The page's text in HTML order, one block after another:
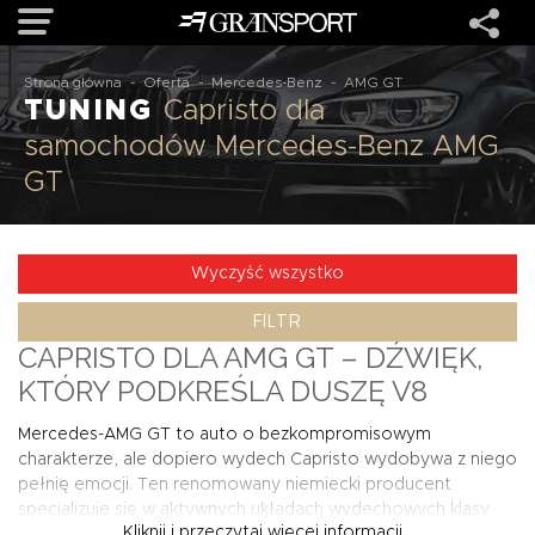
OFERTA
MARKI
O NAS
USŁUGI
KONTAKT
Strona główna - Oferta - Mercedes-Benz - AMG GT
TUNING Capristo dla
samochodów Mercedes-Benz AMG
GT
Wyczyść wszystko
FILTR
CAPRISTO DLA AMG GT – DŹWIĘK,
KTÓRY PODKREŚLA DUSZĘ V8
Mercedes-AMG GT to auto o bezkompromisowym
charakterze, ale dopiero wydech Capristo wydobywa z niego
pełnię emocji. Ten renomowany niemiecki producent
specjalizuje się w aktywnych układach wydechowych klasy